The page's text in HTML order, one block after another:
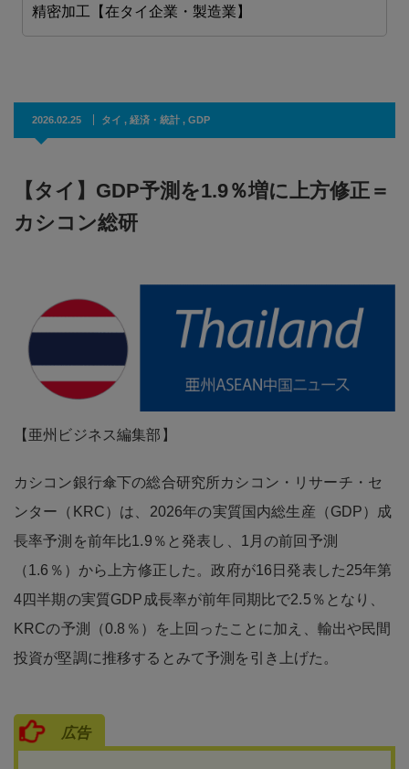
精密加工【在タイ企業・製造業】
2026.02.25 タイ , 経済・統計 , GDP
【タイ】GDP予測を1.9％増に上方修正＝
カシコン総研
【亜州ビジネス編集部】
カシコン銀行傘下の総合研究所カシコン・リサーチ・セ
ンター（KRC）は、2026年の実質国内総生産（GDP）成
長率予測を前年比1.9％と発表し、1月の前回予測
（1.6％）から上方修正した。政府が16日発表した25年第
4四半期の実質GDP成長率が前年同期比で2.5％となり、
KRCの予測（0.8％）を上回ったことに加え、輸出や民間
投資が堅調に推移するとみて予測を引き上げた。
広告